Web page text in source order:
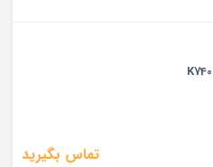
تماس بگیرید